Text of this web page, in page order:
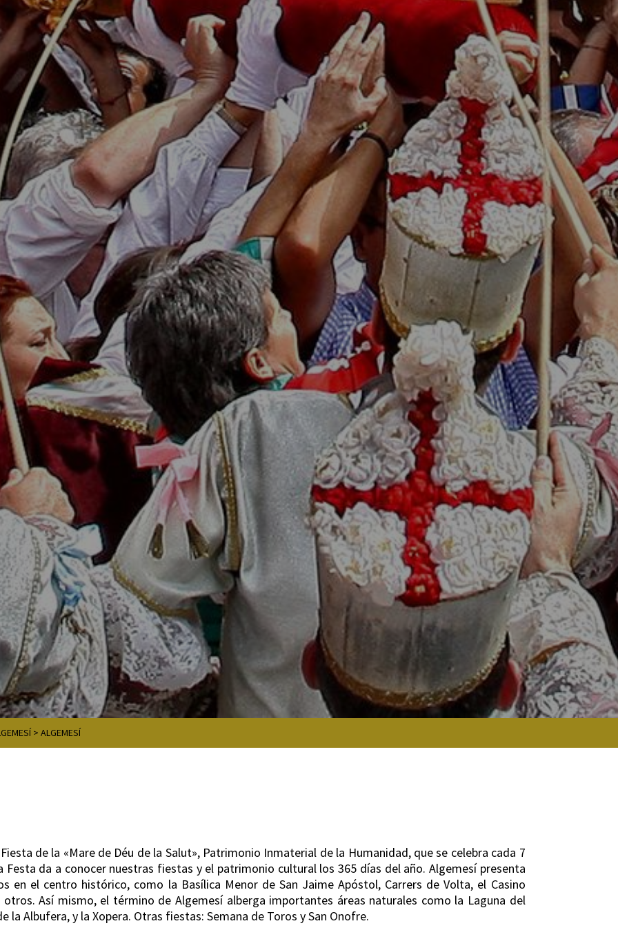
>ALGEMESÍ
de la «Mare de Déu de la Salut», Patrimonio Inmaterial de la Humanidad, que se celebra cada 7
Festa da a conocer nuestras fiestas y el patrimonio cultural los 365 días del año. Algemesí presenta
en el centro histórico, como la Basílica Menor de San Jaime Apóstol, Carrers de Volta, el Casino
otros. Así mismo, el término de Algemesí alberga importantes áreas naturales como la Laguna del
la Albufera, y la Xopera. Otras fiestas: Semana de Toros y San Onofre.